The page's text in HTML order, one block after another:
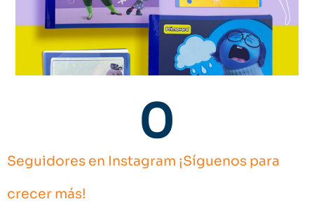
Seguidores en Instagram ¡Síguenos para
crecer más!
0